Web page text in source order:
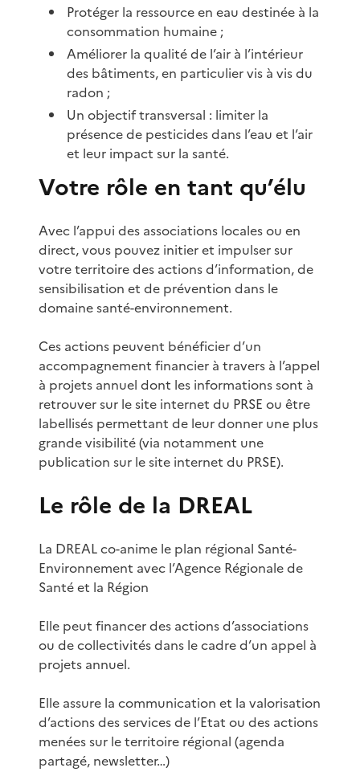
Protéger la ressource en eau destinée à la
consommation humaine ;
Améliorer la qualité de l’air à l’intérieur
des bâtiments, en particulier vis à vis du
radon ;
Un objectif transversal : limiter la
présence de pesticides dans l’eau et l’air
et leur impact sur la santé.
Votre rôle en tant qu’élu
Avec l’appui des associations locales ou en
direct, vous pouvez initier et impulser sur
votre territoire des actions d’information, de
sensibilisation et de prévention dans le
domaine santé-environnement.
Ces actions peuvent bénéficier d’un
accompagnement financier à travers à l’appel
à projets annuel dont les informations sont à
retrouver sur le site internet du PRSE ou être
labellisés permettant de leur donner une plus
grande visibilité (via notamment une
publication sur le site internet du PRSE).
Le rôle de la DREAL
La DREAL co-anime le plan régional Santé-
Environnement avec l’Agence Régionale de
Santé et la Région
Elle peut financer des actions d’associations
ou de collectivités dans le cadre d’un appel à
projets annuel.
Elle assure la communication et la valorisation
d’actions des services de l’Etat ou des actions
menées sur le territoire régional (agenda
partagé, newsletter…)